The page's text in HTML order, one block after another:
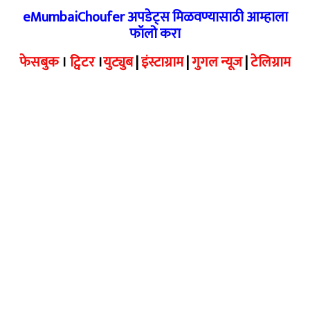
eMumbaiChoufer अपडेट्स मिळवण्यासाठी आम्हाला
फॉलो करा
फेसबुक।ट्विटर।युट्युब|इंस्टाग्राम|गुगल न्यूज|टेलिग्राम